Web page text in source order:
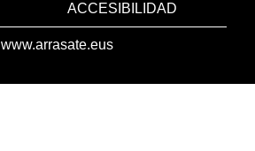
ACCESIBILIDAD
www.arrasate.eus